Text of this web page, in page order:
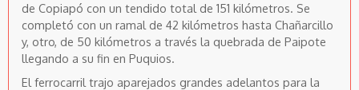
de Copiapó con un tendido total de 151 kilómetros. Se
completó con un ramal de 42 kilómetros hasta Chañarcillo
y, otro, de 50 kilómetros a través la quebrada de Paipote
llegando a su fin en Puquios.
El ferrocarril trajo aparejados grandes adelantos para la